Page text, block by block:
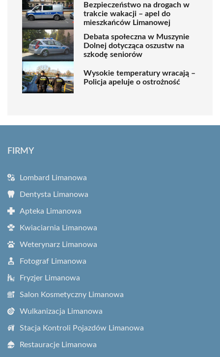
Bezpieczeństwo na drogach w
trakcie wakacji – apel do
mieszkańców Limanowej
Debata społeczna w Muszynie
Dolnej dotycząca oszustw na
szkodę seniorów
Wysokie temperatury wracają –
Policja apeluje o ostrożność
FIRMY
Lombard Limanowa
Dentysta Limanowa
Apteka Limanowa
Kwiaciarnia Limanowa
Weterynarz Limanowa
Fotograf Limanowa
Fryzjer Limanowa
Salon Kosmetyczny Limanowa
Wulkanizacja Limanowa
Stacja Kontroli Pojazdów Limanowa
Restauracje Limanowa